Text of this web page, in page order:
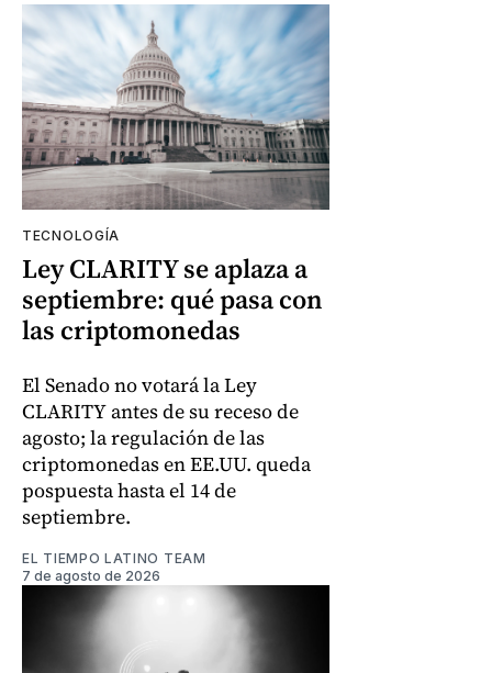
TECNOLOGÍA
Ley CLARITY se aplaza a
septiembre: qué pasa con
las criptomonedas
El Senado no votará la Ley
CLARITY antes de su receso de
agosto; la regulación de las
criptomonedas en EE.UU. queda
pospuesta hasta el 14 de
septiembre.
EL TIEMPO LATINO TEAM
7 de agosto de 2026